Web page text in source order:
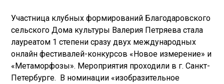
Участница клубных формирований Благодаровского
сельского Дома культуры Валерия Петряева стала
лауреатом 1 степени сразу двух международных
онлайн фестивалей-конкурсов «Новое измерение» и
«Метаморфозы». Мероприятия проходили в г. Санкт-
Петербурге. В номинации «изобразительное